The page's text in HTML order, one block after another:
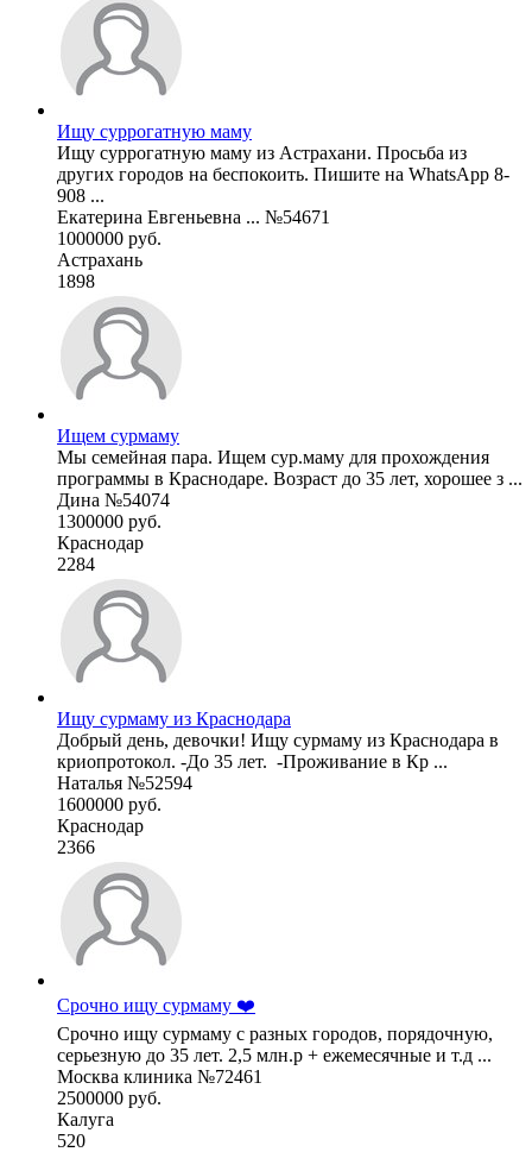
Ищу суррогатную маму
Ищу суррогатную маму из Астрахани. Просьба из
других городов на беспокоить. Пишите на WhatsApp 8-
908 ...
Екатерина Евгеньевна ... №54671
1000000 руб.
Астрахань
1898
Ищем сурмаму
Мы семейная пара. Ищем сур.маму для прохождения
программы в Краснодаре. Возраст до 35 лет, хорошее з ...
Дина №54074
1300000 руб.
Краснодар
2284
Ищу сурмаму из Краснодара
Добрый день, девочки! Ищу сурмаму из Краснодара в
криопротокол. -До 35 лет. -Проживание в Кр ...
Наталья №52594
1600000 руб.
Краснодар
2366
Срочно ищу сурмаму ❤️
Срочно ищу сурмаму с разных городов, порядочную,
серьезную до 35 лет. 2,5 млн.р + ежемесячные и т.д ...
Москва клиника №72461
2500000 руб.
Калуга
520